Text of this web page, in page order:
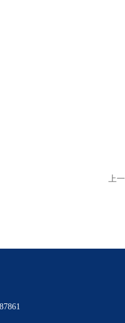
上